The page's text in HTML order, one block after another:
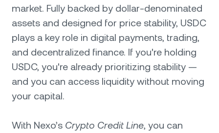
market. Fully backed by dollar-denominated
assets and designed for price stability, USDC
plays a key role in digital payments, trading,
and decentralized finance. If you're holding
USDC, you're already prioritizing stability —
and you can access liquidity without moving
your capital.
With Nexo’s Crypto Credit Line, you can